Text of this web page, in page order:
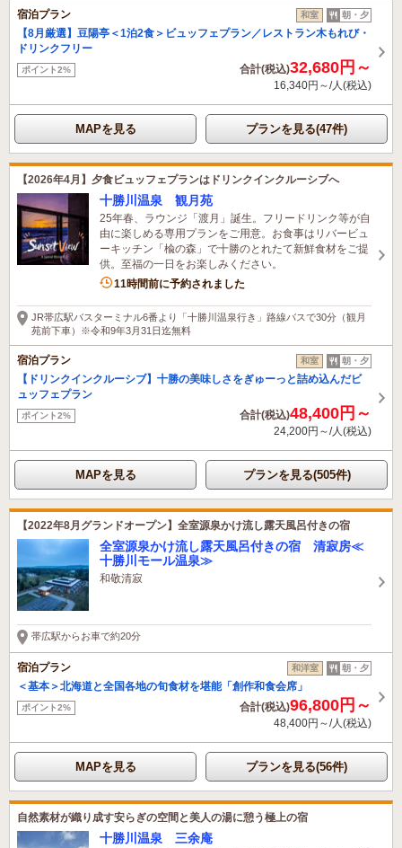
宿泊プラン 和室 朝・夕
【8月厳選】豆陽亭＜1泊2食＞ビュッフェプラン／レストラン木もれび・
ドリンクフリー
ポイント2% 合計(税込)32,680円～
16,340円～/人(税込)
MAPを見る プランを見る(47件)
【2026年4月】夕食ビュッフェプランはドリンクインクルーシブへ
十勝川温泉 観月苑
25年春、ラウンジ「渡月」誕生。フリードリンク等が自
由に楽しめる専用プランをご用意。お食事はリバービュ
ーキッチン「楡の森」で十勝のとれたて新鮮食材をご提
供。至福の一日をお楽しみください。
6名がこの宿を見ています
11時間前に予約されました
JR帯広駅バスターミナル6番より「十勝川温泉行き」路線バスで30分（観月
苑前下車）※令和9年3月31日迄無料
宿泊プラン 和室 朝・夕
【ドリンクインクルーシブ】十勝の美味しさをぎゅーっと詰め込んだビ
ュッフェプラン
ポイント2% 合計(税込)48,400円～
24,200円～/人(税込)
MAPを見る プランを見る(505件)
【2022年8月グランドオープン】全室源泉かけ流し露天風呂付きの宿
全室源泉かけ流し露天風呂付きの宿 清寂房≪
十勝川モール温泉≫
和敬清寂
帯広駅からお車で約20分
宿泊プラン 和洋室 朝・夕
＜基本＞北海道と全国各地の旬食材を堪能「創作和食会席」
ポイント2% 合計(税込)96,800円～
48,400円～/人(税込)
MAPを見る プランを見る(56件)
自然素材が織り成す安らぎの空間と美人の湯に憩う極上の宿
十勝川温泉 三余庵